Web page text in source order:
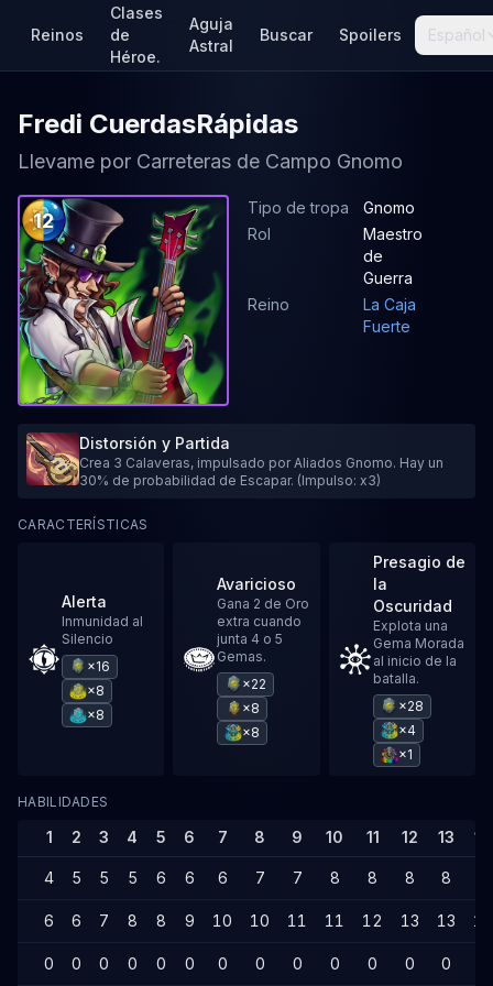
Reinos
Clases
de
Héroe.
Aguja
Astral
Buscar Spoilers Español
Fredi CuerdasRápidas
Llevame por Carreteras de Campo Gnomo
12
Tipo de tropa
Gnomo
Rol
Maestro
de
Guerra
Reino
La Caja
Fuerte
Distorsión y Partida
Crea 3 Calaveras, impulsado por Aliados Gnomo. Hay un
30% de probabilidad de Escapar. (Impulso: x3)
CARACTERÍSTICAS
Alerta
Inmunidad al
Silencio
×16
×8
×8
Avaricioso
Gana 2 de Oro
extra cuando
junta 4 o 5
Gemas.
×22
×8
×8
Presagio de
la
Oscuridad
Explota una
Gema Morada
al inicio de la
batalla.
×28
×4
×1
HABILIDADES
1 2 3 4 5 6 7 8 9 10 11 12 13 14
4 5 5 5 6 6 6 7 7 8 8 8 8
6 6 7 8 8 9 10 10 11 11 12 13 13 14
0 0 0 0 0 0 0 0 0 0 0 0 0